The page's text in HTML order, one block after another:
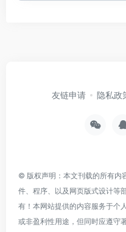
友链申请 隐私政
© 版权声明：本文刊载的所有内
件、程序、以及网页版式设计等
有！本网站提供的内容服务于个
或非盈利性用途，但同时应遵守